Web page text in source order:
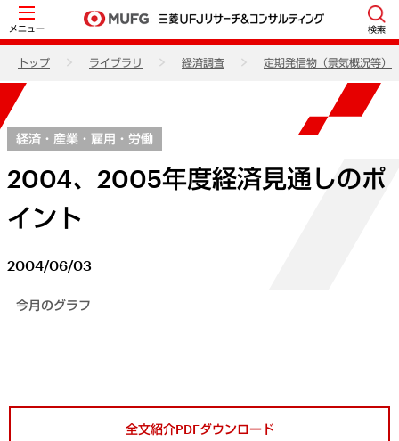
メニュー 検索
トップ ライブラリ 経済調査 定期発信物（景気概況等）
経済・産業・雇用・労働
2004、2005年度経済見通しのポ
イント
2004/06/03
今月のグラフ
全文紹介PDFダウンロード